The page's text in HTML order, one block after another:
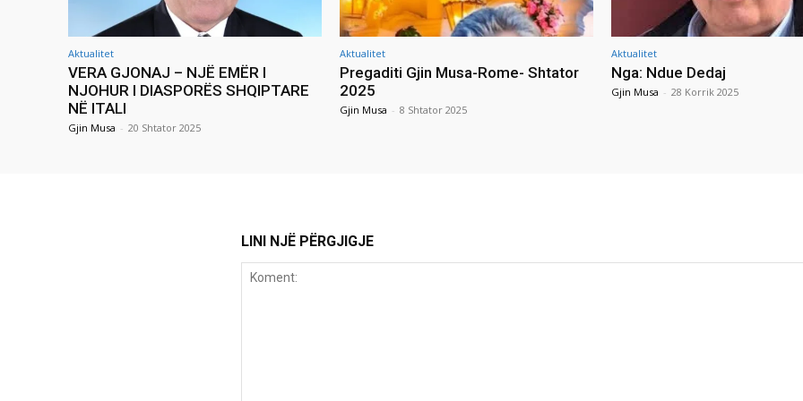
Aktualitet
VERA GJONAJ – NJË EMËR I
NJOHUR I DIASPORËS SHQIPTARE
NË ITALI
Gjin Musa - 20 Shtator 2025
Aktualitet
Pregaditi Gjin Musa-Rome- Shtator
2025
Gjin Musa - 8 Shtator 2025
Aktualitet
Nga: Ndue Dedaj
Gjin Musa - 28 Korrik 2025
LINI NJË PËRGJIGJE